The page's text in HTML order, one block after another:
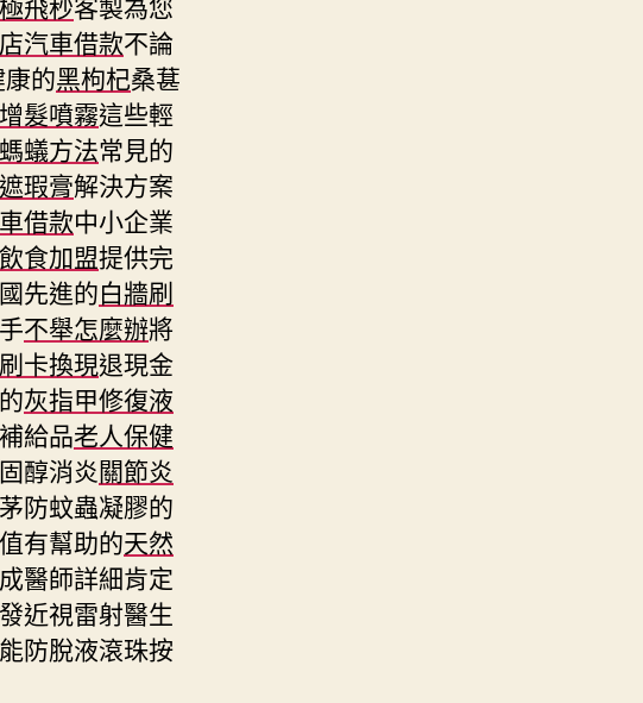
汽車借款不論
的黑枸杞桑葚
增髮噴霧這些輕
蟻方法常見的
遮瑕膏解決方案
借款中小企業
飲食加盟提供完
先進的白牆刷
不舉怎麼辦將
刷卡換現退現金
灰指甲修復液
給品老人保健
醇消炎關節炎
防蚊蟲凝膠的
有幫助的天然
醫師詳細肯定
近視雷射醫生
防脫液滾珠按